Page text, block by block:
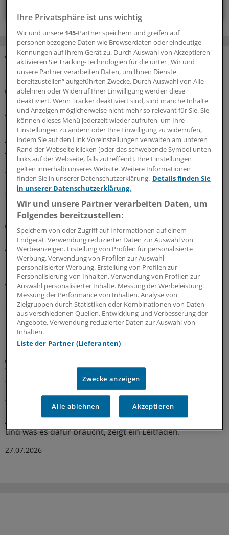
MEHR ZUM THEMA
Gesundheitsbezogene Testlogos
Bundesgerichtshof zu Focus-Ärztesiegeln: Für
Ärzterankings gelten strenge Maßstäbe
Der Bundesgerichtshof verschärft Anforderungen an
Ärztesiegel: Focus-Auszeichnungen müssten
Aussagekraft und Grenzen des Rankings klar erkennen
lassen. Ein OLG muss nun erneut prüfen, ob Irreführung
vorliegt.
30.07.2026
Urteil: Kein Maulkorb für Ärzte wegen
Äußerungen zu COVID-Pandemie
Das Berufsobergericht für Heilberufe Berlin kippt den
Rügebescheid einer Ärztekammer, die einem Arzt
vorwirft, er habe die Gefährlichkeit der Corona-
Pandemie unrichtig und verharmlosend dargestellt und
damit seine Berufspflichten verletzt.
27.07.2026
Wie Delegation in der Rheumatologie
funktionieren kann
Ärztliche Aufgaben zu delegieren, ist in den meisten
rheumatologischen Praxen längst Standard. Wie
Ärztinnen und Ärzte Delegation implementieren können
und was es dafür braucht, zeigt ein Leitfaden.
27.07.2026
Ihre Privatsphäre ist uns wichtig
Wir und unsere 145-Partner speichern und greifen auf
personenbezogene Daten wie Browserdaten oder eindeutige
Kennungen auf Ihrem Gerät zu. Durch Auswahl von Akzeptieren
aktivieren Sie Tracking-Technologien für die unter „Wir und
unsere Partner verarbeiten Daten, um Ihnen Dienste
bereitzustellen“ aufgeführten Zwecke. Durch Auswahl von Alle
ablehnen oder Widerruf Ihrer Einwilligung werden diese
deaktiviert. Wenn Tracker deaktiviert sind, sind manche Inhalte
und Anzeigen möglicherweise nicht mehr so relevant für Sie. Sie
können dieses Menü jederzeit wieder aufrufen, um Ihre
Einstellungen zu ändern oder Ihre Einwilligung zu widerrufen,
indem Sie auf den Link Voreinstellungen verwalten am unteren
Rand der Webseite klicken [oder das schwebende Symbol unten
links auf der Webseite, falls zutreffend]. Ihre Einstellungen
gelten innerhalb unseres Website. Weitere Informationen
finden Sie in unserer Datenschutzerklärung. Details finden Sie
in unserer Datenschutzerklärung.
Wir und unsere Partner verarbeiten Daten, um
Folgendes bereitzustellen:
Speichern von oder Zugriff auf Informationen auf einem
Endgerät. Verwendung reduzierter Daten zur Auswahl von
Werbeanzeigen. Erstellung von Profilen für personalisierte
Werbung. Verwendung von Profilen zur Auswahl
personalisierter Werbung. Erstellung von Profilen zur
Personalisierung von Inhalten. Verwendung von Profilen zur
Auswahl personalisierter Inhalte. Messung der Werbeleistung.
Messung der Performance von Inhalten. Analyse von
Zielgruppen durch Statistiken oder Kombinationen von Daten
aus verschiedenen Quellen. Entwicklung und Verbesserung der
Angebote. Verwendung reduzierter Daten zur Auswahl von
Inhalten.
Liste der Partner (Lieferanten)
Zwecke anzeigen
Alle ablehnen Akzeptieren